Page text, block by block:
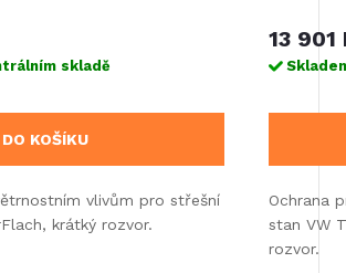
skladě
DO KOŠÍKU
vlivům pro střešní
krátký rozvor.
13 901
Ochrana
stan VW
rozvor.